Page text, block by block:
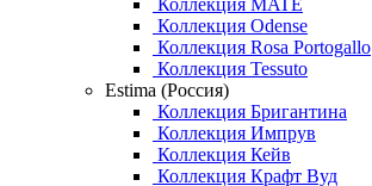
Коллекция MATE
Коллекция Odense
Коллекция Rosa Portogallo
Коллекция Tessuto
Estima (Россия)
Коллекция Бригантина
Коллекция Импрув
Коллекция Кейв
Коллекция Крафт Вуд